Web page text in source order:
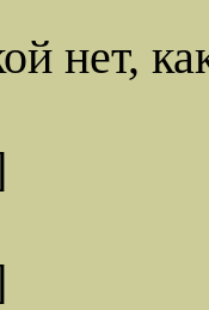
нет,